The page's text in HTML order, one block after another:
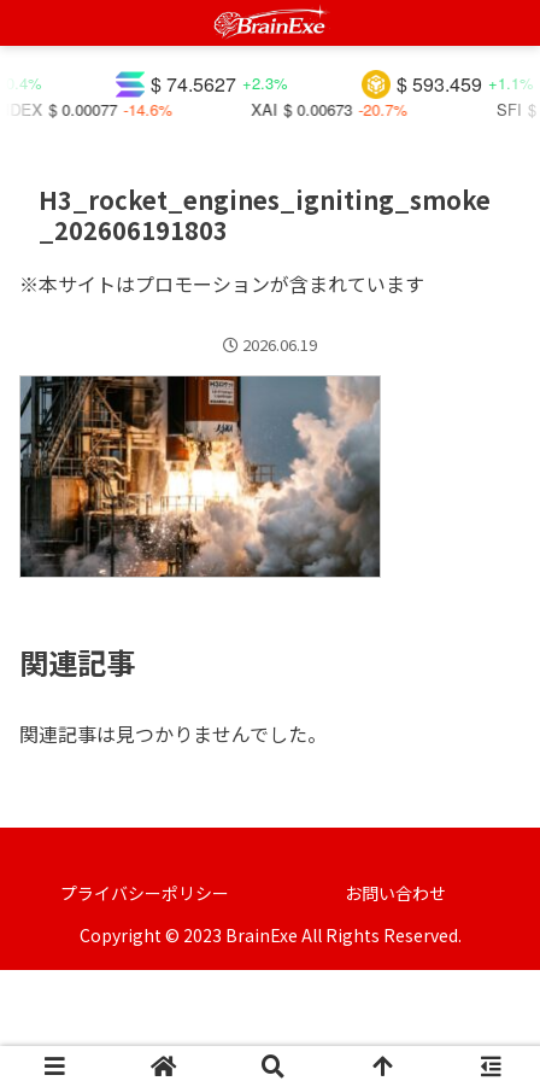
$ 593.459 +1.1%
$ 74.5627 +2.3%
SFI $
XAI $ 0.00673 -20.7%
$ 0.00077 -14.6%
H3_rocket_engines_igniting_smoke
_202606191803
※本サイトはプロモーションが含まれています
2026.06.19
関連記事
関連記事は見つかりませんでした。
プライバシーポリシー
お問い合わせ
Copyright © 2023 BrainExe All Rights Reserved.